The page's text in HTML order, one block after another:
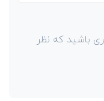
باشید که نظر